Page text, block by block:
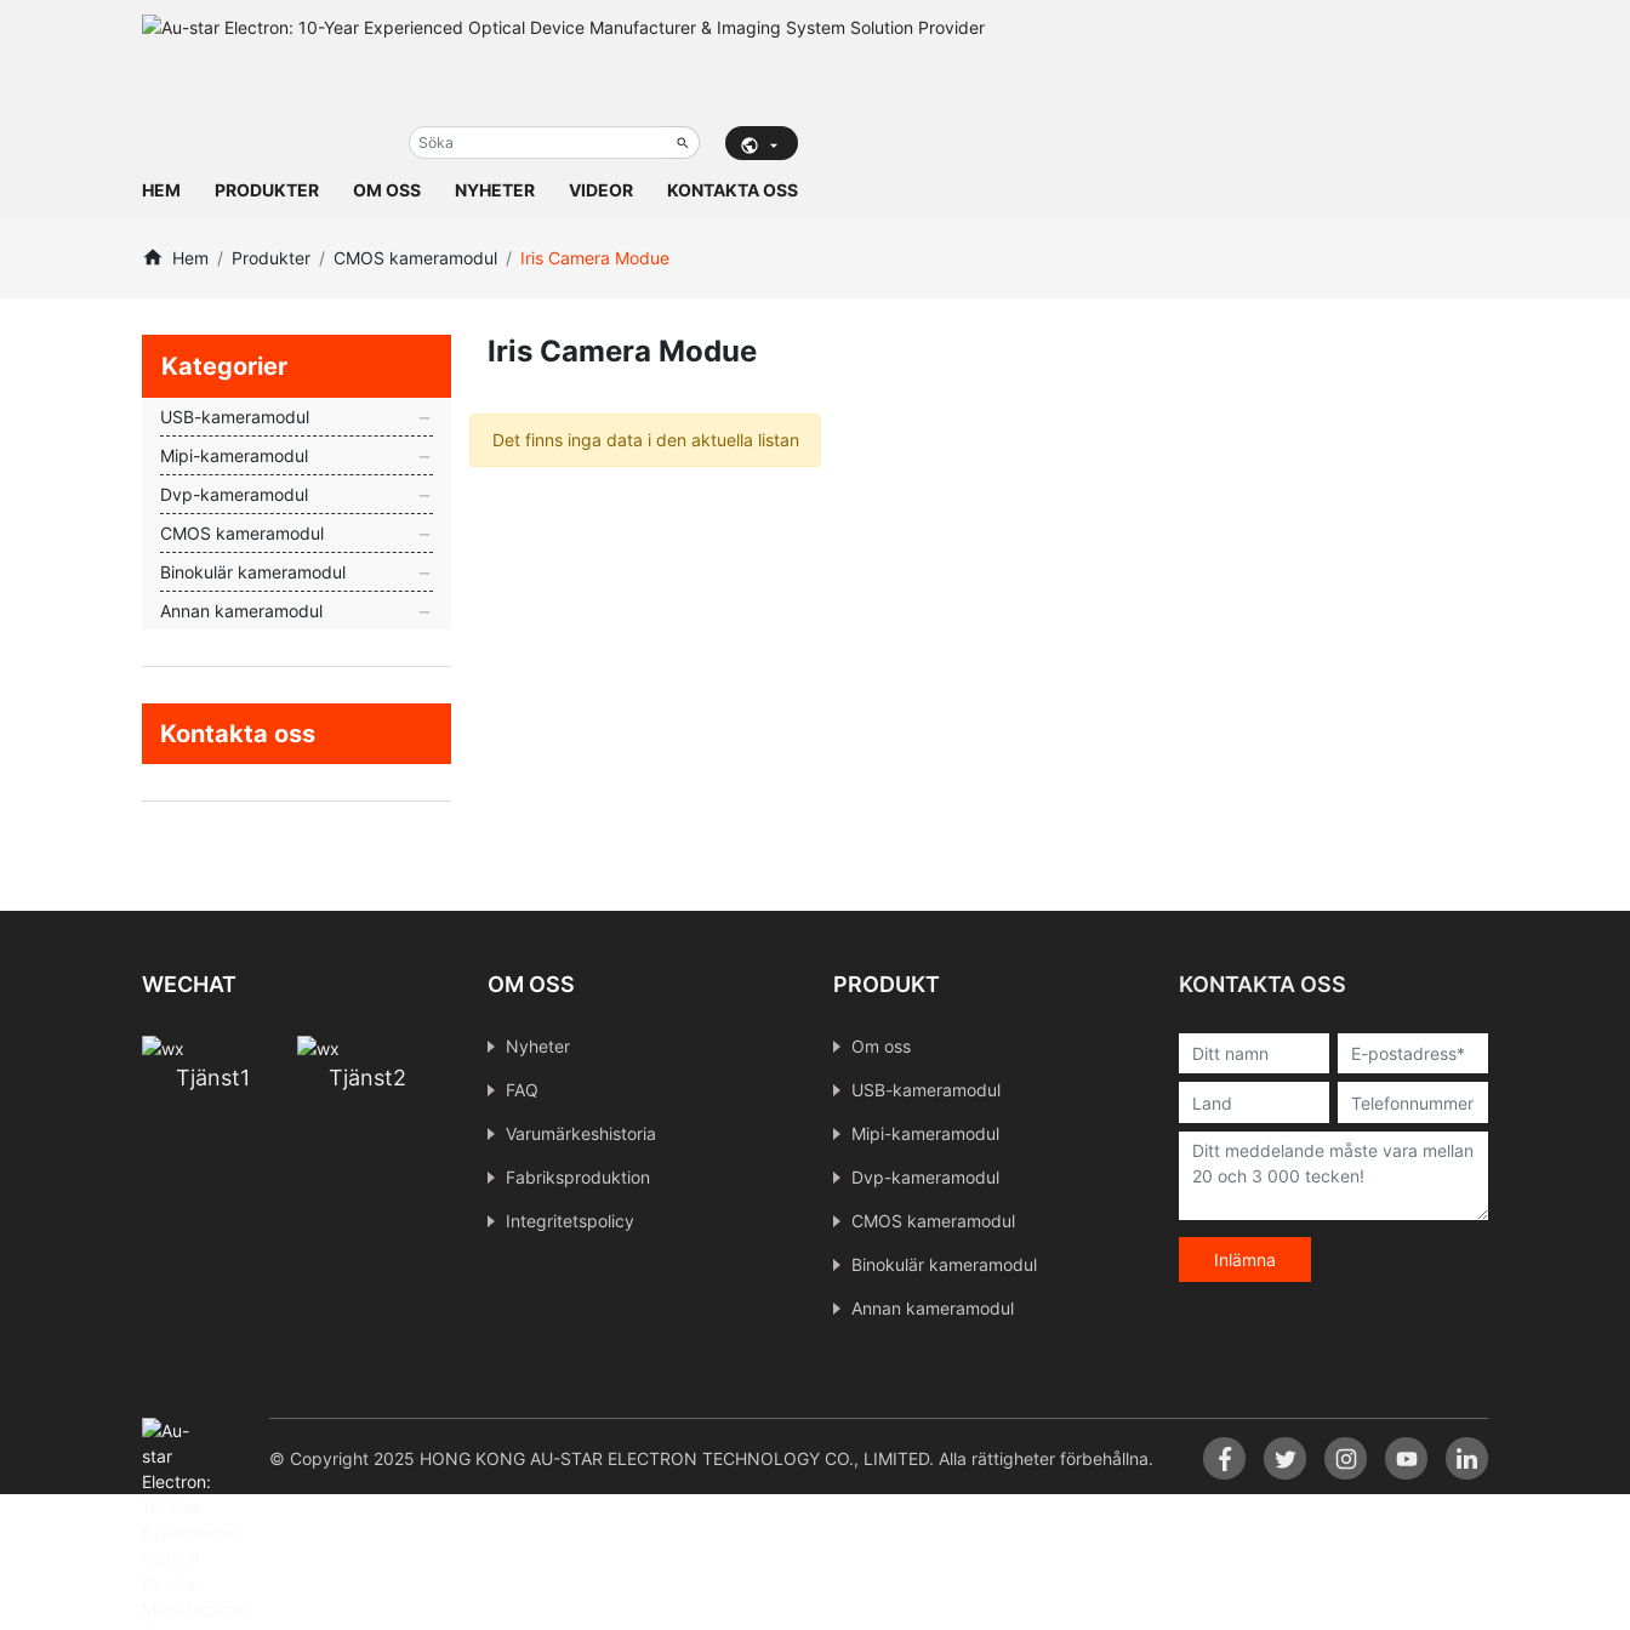
HEM PRODUKTER OM OSS NYHETER VIDEOR KONTAKTA OSS
Hem Produkter CMOS kameramodul Iris Camera Modue
Kategorier
USB-kameramodul
Mipi-kameramodul
Dvp-kameramodul
CMOS kameramodul
Binokulär kameramodul
Annan kameramodul
Kontakta oss
Iris Camera Modue
Det finns inga data i den aktuella listan
WECHAT
Tjänst1 Tjänst2
OM OSS
Nyheter
FAQ
Varumärkeshistoria
Fabriksproduktion
Integritetspolicy
PRODUKT
Om oss
USB-kameramodul
Mipi-kameramodul
Dvp-kameramodul
CMOS kameramodul
Binokulär kameramodul
Annan kameramodul
KONTAKTA OSS
Inlämna
© Copyright 2025 HONG KONG AU-STAR ELECTRON TECHNOLOGY CO., LIMITED. Alla rättigheter förbehållna.